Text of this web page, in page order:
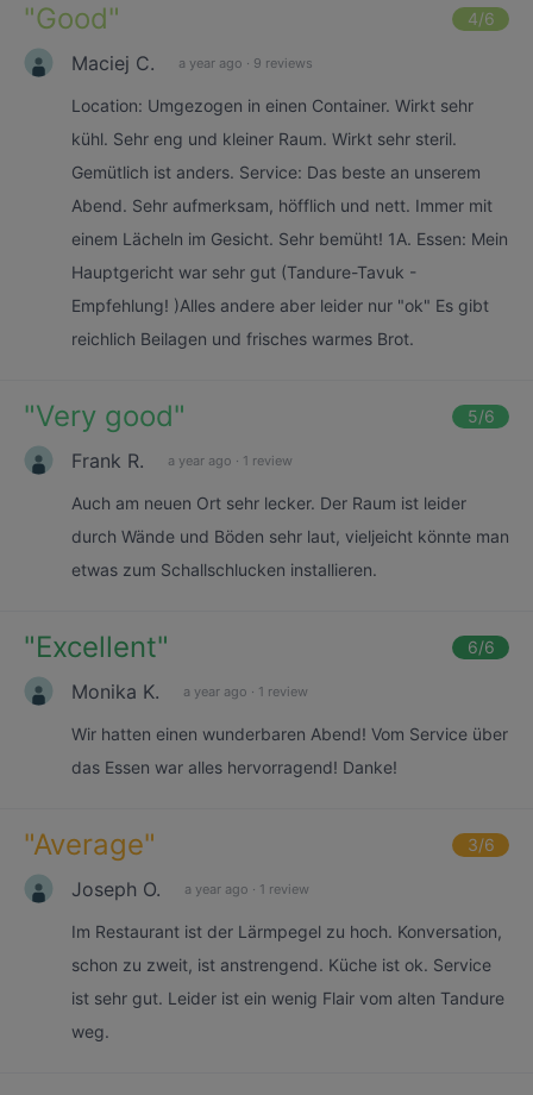
"Good" 4/6
Maciej C. a year ago · 9 reviews
Location: Umgezogen in einen Container. Wirkt sehr
kühl. Sehr eng und kleiner Raum. Wirkt sehr steril.
Gemütlich ist anders. Service: Das beste an unserem
Abend. Sehr aufmerksam, höfflich und nett. Immer mit
einem Lächeln im Gesicht. Sehr bemüht! 1A. Essen: Mein
Hauptgericht war sehr gut (Tandure-Tavuk -
Empfehlung! )Alles andere aber leider nur "ok" Es gibt
reichlich Beilagen und frisches warmes Brot.
"Very good" 5/6
Frank R. a year ago · 1 review
Auch am neuen Ort sehr lecker. Der Raum ist leider
durch Wände und Böden sehr laut, vieljeicht könnte man
etwas zum Schallschlucken installieren.
"Excellent" 6/6
Monika K. a year ago · 1 review
Wir hatten einen wunderbaren Abend! Vom Service über
das Essen war alles hervorragend! Danke!
"Average" 3/6
Joseph O. a year ago · 1 review
Im Restaurant ist der Lärmpegel zu hoch. Konversation,
schon zu zweit, ist anstrengend. Küche ist ok. Service
ist sehr gut. Leider ist ein wenig Flair vom alten Tandure
weg.